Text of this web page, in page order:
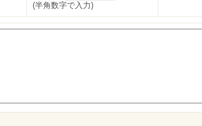
(半角数字で入力)